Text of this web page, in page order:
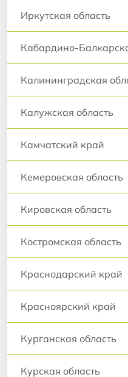
Иркутская область
Кабардино-
Калининградская
Калужская область
Камчатский край
Кемеровская область
Кировская область
Костромская область
Краснодарский край
Красноярский край
Курганская область
Курская область